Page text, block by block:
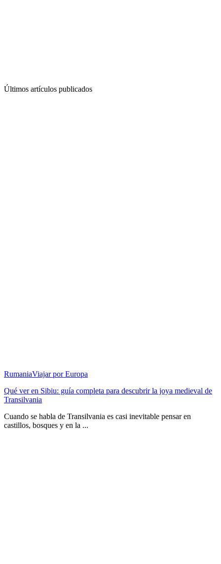
Últimos artículos publicados
RumaniaViajar por Europa
Qué ver en Sibiu: guía completa para descubrir la joya medieval de
Transilvania
Cuando se habla de Transilvania es casi inevitable pensar en
castillos, bosques y en la ...